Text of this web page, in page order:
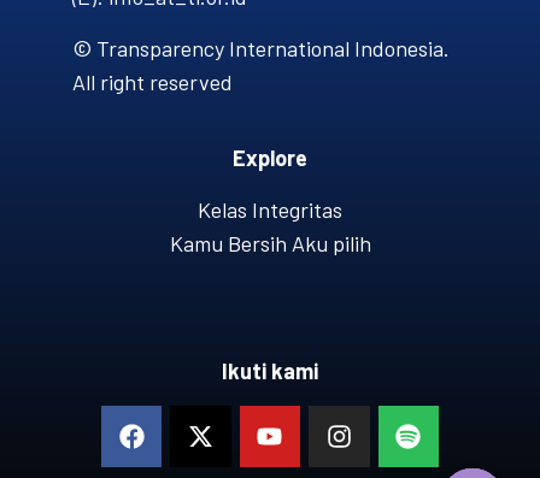
© Transparency International Indonesia.
All right reserved
Explore
Kelas Integritas
Kamu Bersih Aku pilih
Ikuti kami